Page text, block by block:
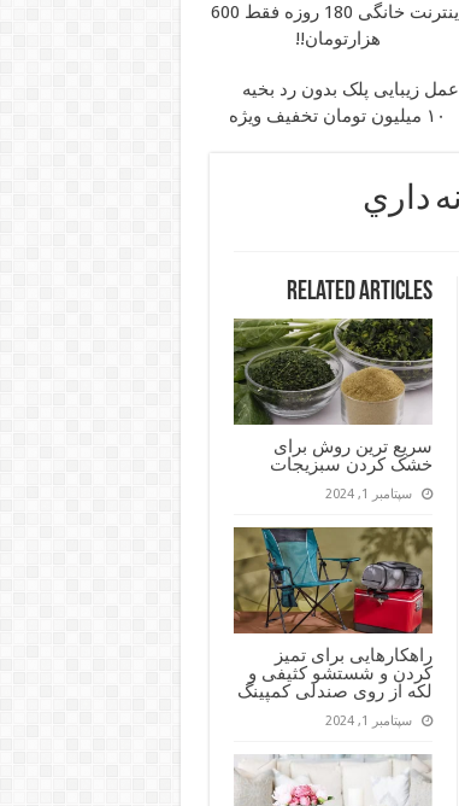
اینترنت خانگی 180 روزه فقط 600
هزارتومان!!
عمل زیبایی پلک بدون رد بخیه
۱۰ میلیون تومان تخفیف ویژه
Related Articles
سریع ترین روش برای
خشک کردن سبزیجات
سپتامبر 1, 2024
راهکارهایی برای تمیز
کردن و شستشو کثیفی و
لکه از روی صندلی کمپینگ
سپتامبر 1, 2024